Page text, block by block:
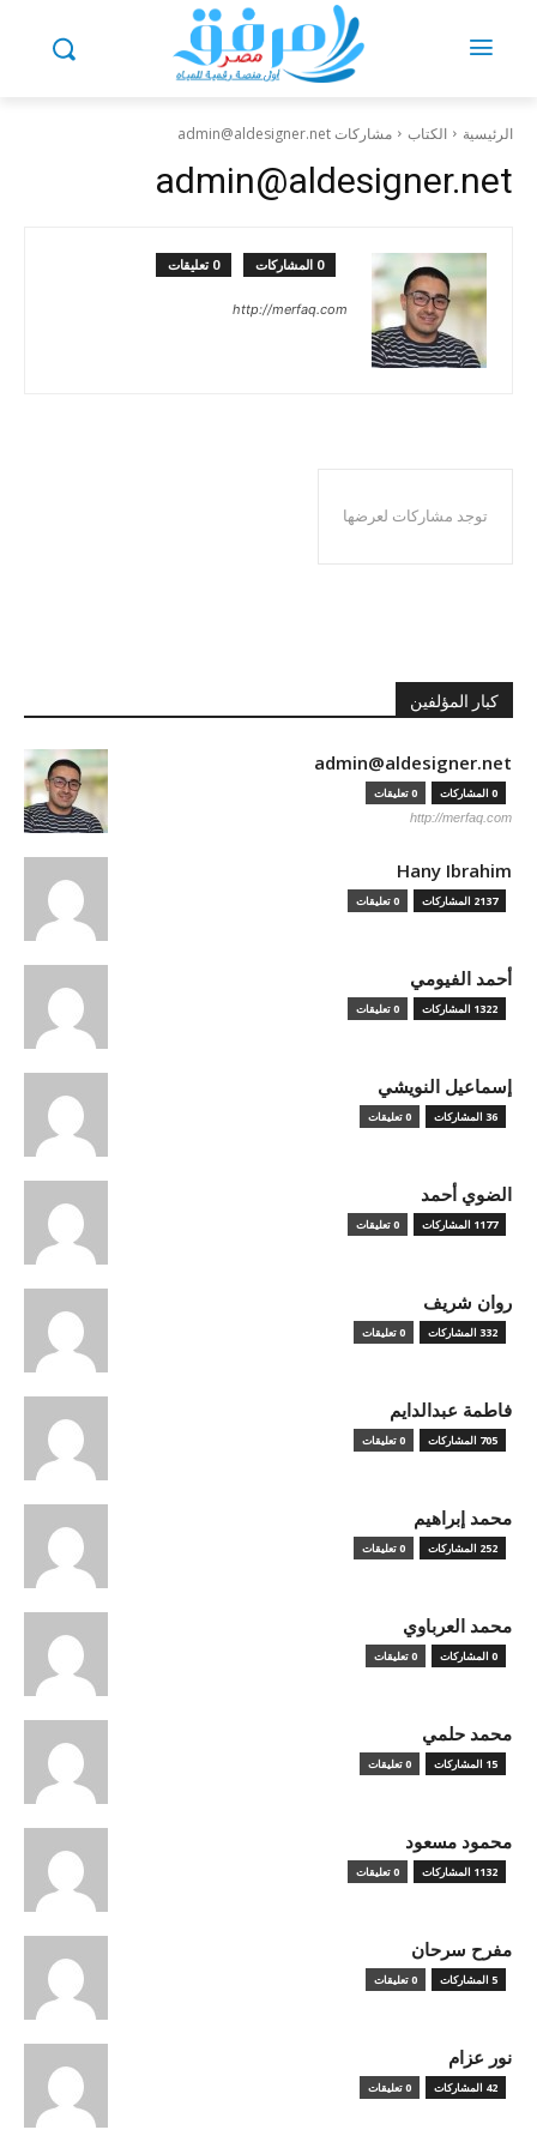
الرئيسية الكتاب مشاركات admin@aldesigner.net
admin@aldesigner.net
0 المشاركات 0 تعليقات
http://merfaq.com
توجد مشاركات لعرضها
كبار المؤلفين
admin@aldesigner.net
0 المشاركات 0 تعليقات
http://merfaq.com
Hany Ibrahim
2137 المشاركات 0 تعليقات
أحمد الفيومي
1322 المشاركات 0 تعليقات
إسماعيل النويشي
36 المشاركات 0 تعليقات
الضوي أحمد
1177 المشاركات 0 تعليقات
روان شريف
332 المشاركات 0 تعليقات
فاطمة عبدالدايم
705 المشاركات 0 تعليقات
محمد إبراهيم
252 المشاركات 0 تعليقات
محمد العرباوي
0 المشاركات 0 تعليقات
محمد حلمي
15 المشاركات 0 تعليقات
محمود مسعود
1132 المشاركات 0 تعليقات
مفرح سرحان
5 المشاركات 0 تعليقات
نور عزام
42 المشاركات 0 تعليقات